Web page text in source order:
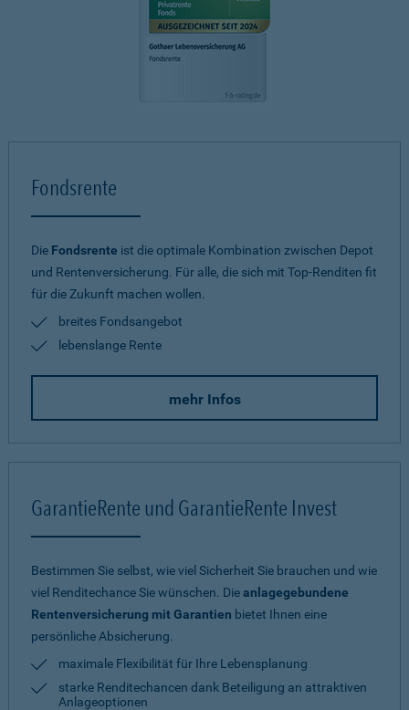
Fondsrente
Die Fondsrente ist die optimale Kombination zwischen Depot
und Rentenversicherung. Für alle, die sich mit Top-Renditen fit
für die Zukunft machen wollen.
breites Fondsangebot
lebenslange Rente
mehr Infos
GarantieRente und GarantieRente Invest
Bestimmen Sie selbst, wie viel Sicherheit Sie brauchen und wie
viel Renditechance Sie wünschen. Dieanlagegebundene
Rentenversicherung mit Garantien bietet Ihnen eine
persönliche Absicherung.
maximale Flexibilität für Ihre Lebensplanung
starke Renditechancen dank Beteiligung an attraktiven
Anlageoptionen